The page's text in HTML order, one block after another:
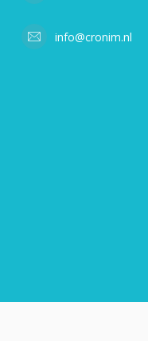
info@cronim.nl